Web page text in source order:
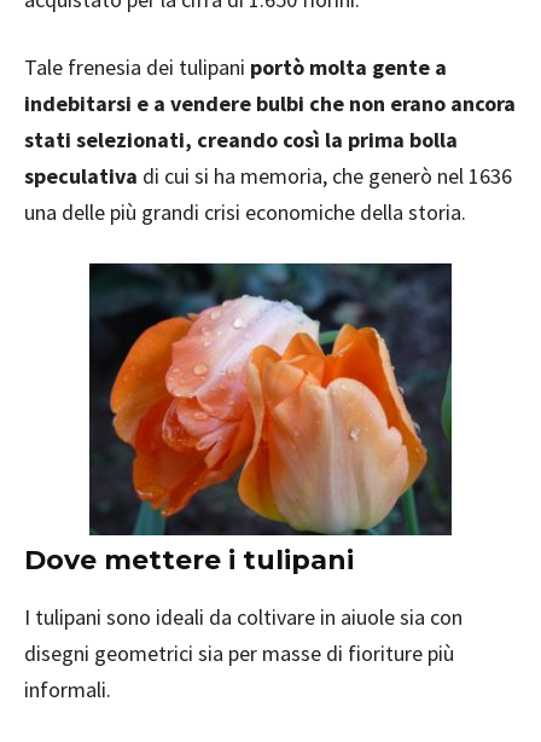
Tale frenesia dei tulipani portò molta gente a
indebitarsi e a vendere bulbi che non erano ancora
stati selezionati, creando così la prima bolla
speculativa di cui si ha memoria, che generò nel 1636
una delle più grandi crisi economiche della storia.
Dove mettere i tulipani
I tulipani sono ideali da coltivare in aiuole sia con
disegni geometrici sia per masse di fioriture più
informali.